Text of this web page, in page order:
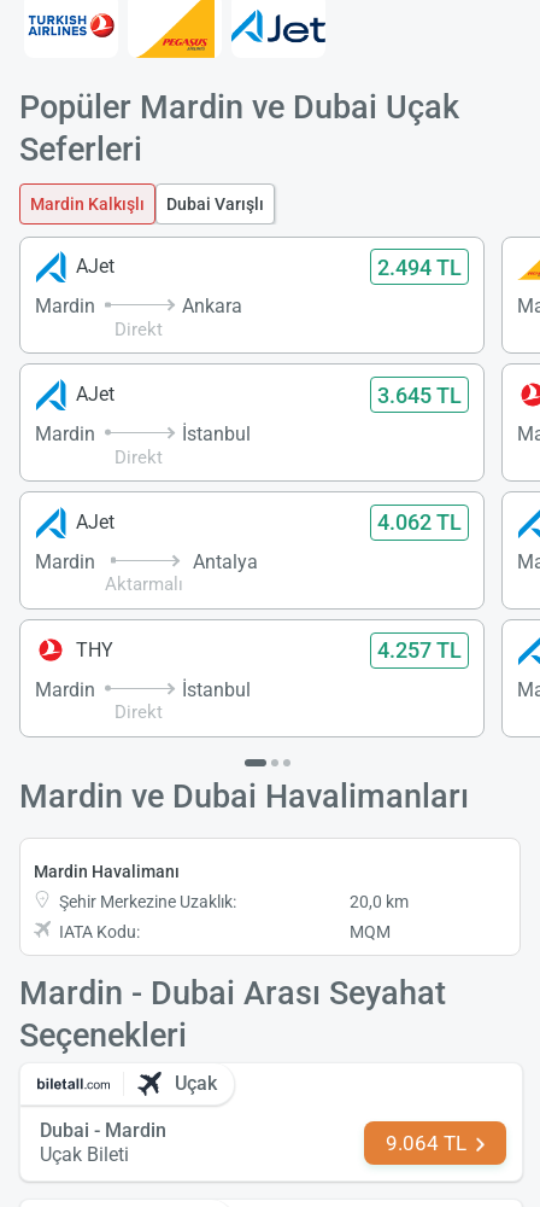
Popüler Mardin ve Dubai Uçak
Seferleri
Mardin Kalkışlı Dubai Varışlı
AJet 2.494 TL
Mardin
Direkt
Ankara
AJet 3.645 TL
Mardin
Direkt
İstanbul
AJet 4.062 TL
Mardin
Aktarmalı
Antalya
THY 4.257 TL
Mardin
Direkt
İstanbul
Mardin ve Dubai Havalimanları
Mardin Havalimanı
Şehir Merkezine Uzaklık:
20,0 km
IATA Kodu:
MQM
Mardin - Dubai Arası Seyahat
Seçenekleri
Uçak
Dubai - Mardin
Uçak Bileti
9.064 TL